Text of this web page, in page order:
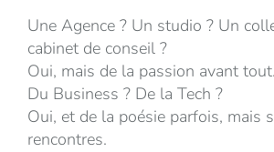
Une Agence ? Un studio ? Un
cabinet de conseil ?
Oui, mais de la passion avant tout.
Du Business ? De la Tech ?
Oui, et de la poésie parfois, mais
rencontres.